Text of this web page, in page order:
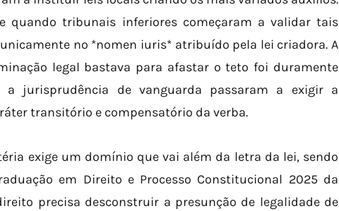
quando tribunais inferiores começaram a validar tais
no *nomen iuris* atribuído pela lei criadora. A
legal bastava para afastar o teto foi duramente
a jurisprudência de vanguarda passaram a exigir a
transitório e compensatório da verba.
exige um domínio que vai além da letra da lei, sendo
em Direito e Processo Constitucional 2025 da
precisa desconstruir a presunção de legalidade de